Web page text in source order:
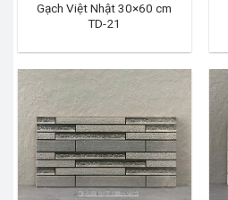
Gạch Việt Nhật 30×60 cm
TD-21